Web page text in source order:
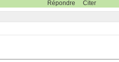
Répondre Citer